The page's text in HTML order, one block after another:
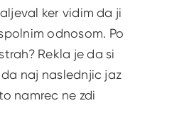
ker vidim da ji
odnosom. Po
Rekla je da si
naj naslednjic jaz
namrec ne zdi